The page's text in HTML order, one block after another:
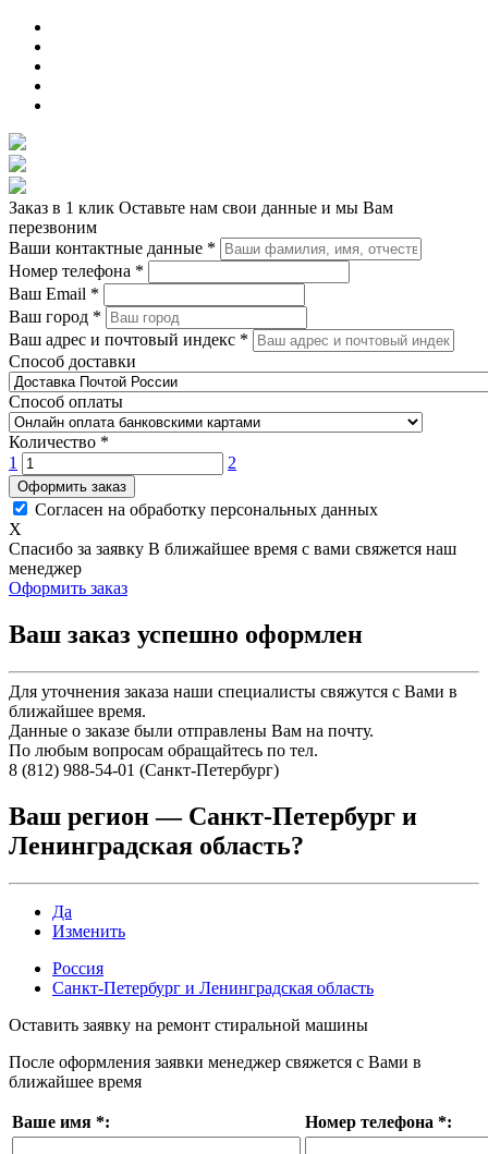
Заказ в 1 клик Оставьте нам свои данные и мы Вам
перезвоним
Ваши контактные данные *
Номер телефона *
Ваш Email *
Ваш город *
Ваш адрес и почтовый индекс *
Способ доставки
Способ оплаты
Количество *
1
2
Оформить заказ
Согласен на обработку персональных данных
X
Спасибо за заявку В ближайшее время с вами свяжется наш
менеджер
Оформить заказ
Ваш заказ успешно оформлен
Для уточнения заказа наши специалисты свяжутся с Вами в
ближайшее время.
Данные о заказе были отправлены Вам на почту.
По любым вопросам обращайтесь по тел.
8 (812) 988-54-01 (Санкт-Петербург)
Ваш регион — Санкт-Петербург и
Ленинградская область?
Да
Изменить
Россия
Санкт-Петербург и Ленинградская область
Оставить заявку на ремонт стиральной машины
После оформления заявки менеджер свяжется с Вами в
ближайшее время
Ваше имя *: Номер телефона *: